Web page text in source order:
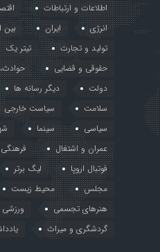
اطلاعات و ارتباطات
انرژی
ایران بین
تولید و تجارت
تیتر یک
حقوقی و قضایی
دولت
دیگر رسانه ها
سلامت
سیاست خارجی
سیاسی
سینما
عمران و اشتغال
فرهنگی
فوتبال اروپا
لیگ برتر
مجلس
محیط زیست
هنرهای تجسمی
ورزشی
گردشگری و میراث